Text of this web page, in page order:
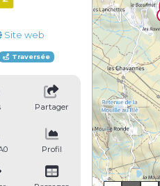
Site web
Traversée
Partager
Profil
1 : 34,082